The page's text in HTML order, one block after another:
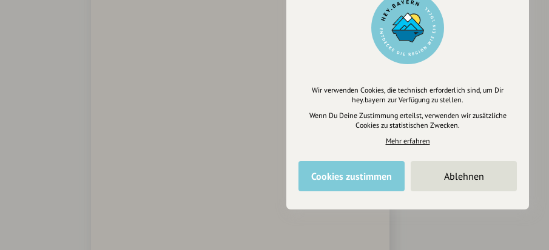
Wir verwenden Cookies, die technisch erforderlich sind, um Dir
hey.bayern zur Verfügung zu stellen.
Wenn Du Deine Zustimmung erteilst, verwenden wir zusätzliche
Cookies zu statistischen Zwecken.
Mehr erfahren
Cookies zustimmen Ablehnen